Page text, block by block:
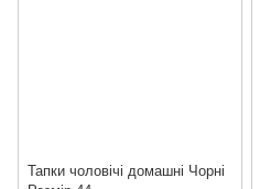
Тапки чоловічі домашні Чорні